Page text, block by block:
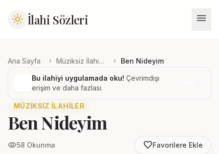
light_mode İlahi Sözleri menu
Ana Sayfa chevron_right Müziksiz İlahiler chevron_right Ben Nideyim
Bu ilahiyi uygulamada oku! Çevrimdışı
erişim ve daha fazlası.
MÜZIKSIZ İLAHILER
Ben Nideyim
visibility58 Okunma favorite_borderFavorilere Ekle